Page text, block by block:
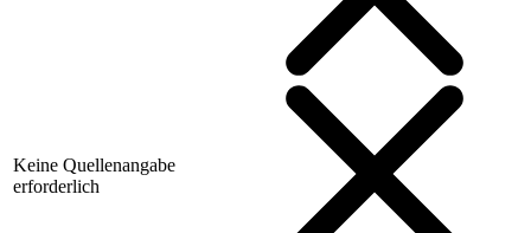
Keine Quellenangabe
erforderlich